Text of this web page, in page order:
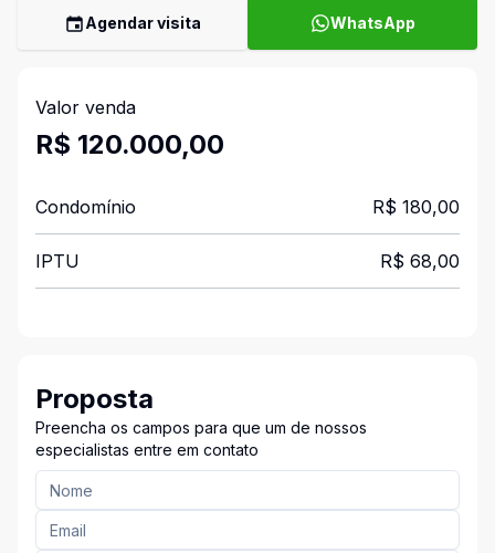
Agendar visita WhatsApp
Valor venda
R$ 120.000,00
Condomínio R$ 180,00
IPTU R$ 68,00
Proposta
Preencha os campos para que um de nossos
especialistas entre em contato